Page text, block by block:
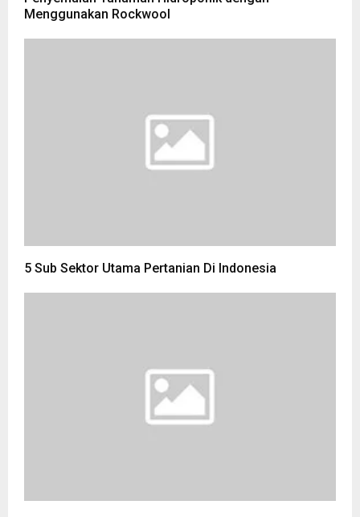
Menggunakan Rockwool
5 Sub Sektor Utama Pertanian Di Indonesia